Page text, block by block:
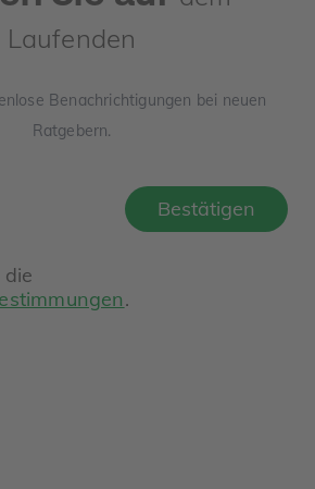
Laufenden
Benachrichtigungen bei neuen
Ratgebern.
.